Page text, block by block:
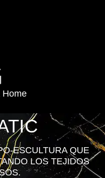
Home
ESCULTURA QUE
LOS TEJIDOS